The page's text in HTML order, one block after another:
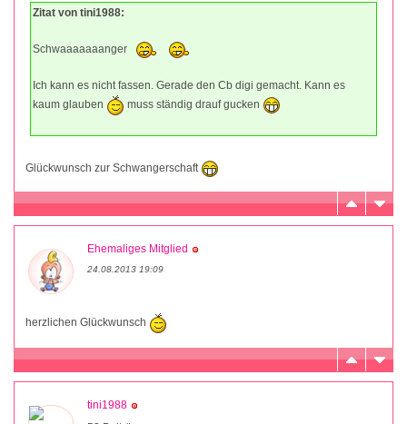
Zitat von tini1988:
Schwaaaaaaanger
Ich kann es nicht fassen. Gerade den Cb digi gemacht. Kann es
kaum glauben
muss ständig drauf gucken
Glückwunsch zur Schwangerschaft
Ehemaliges Mitglied
24.08.2013 19:09
herzlichen Glückwunsch
tini1988